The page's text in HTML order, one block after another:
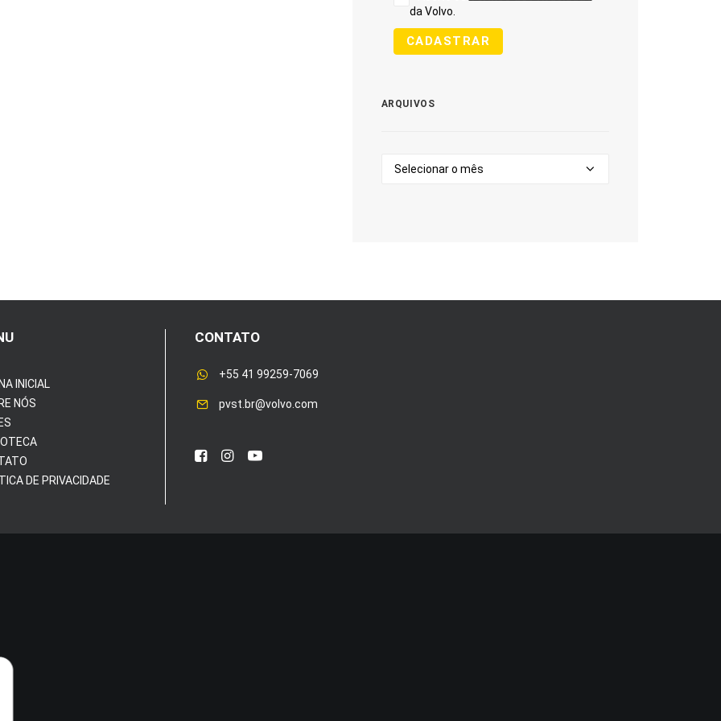
da Volvo.
CADASTRAR
ARQUIVOS
Arquivos
INICIAL
NÓS
DE PRIVACIDADE
CONTATO
+55 41 99259-7069
pvst.br@volvo.com